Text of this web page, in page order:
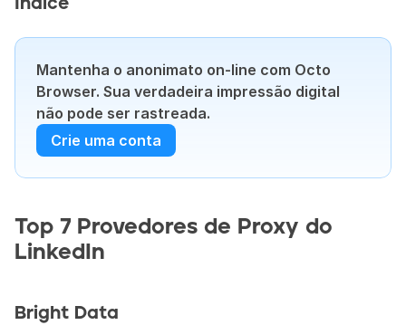
Índice
Mantenha o anonimato on-line com Octo
Browser. Sua verdadeira impressão digital
não pode ser rastreada.
Crie uma conta
Top 7 Provedores de Proxy do
LinkedIn
Bright Data